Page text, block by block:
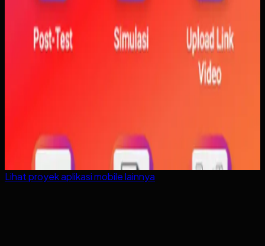
Lihat proyekaplikasi mobilelainnya